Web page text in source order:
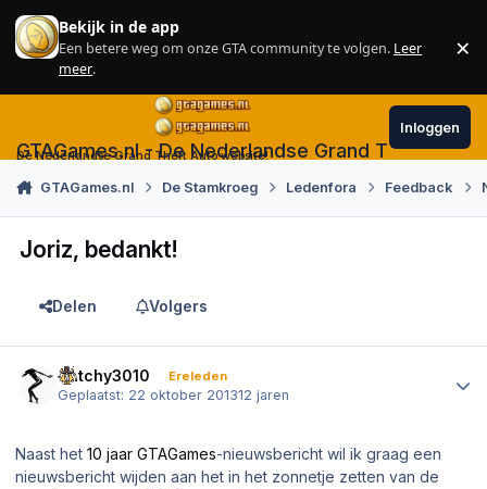
Skip to content
Bekijk in de app
Een betere weg om onze GTA community te volgen. Leer
meer.
×
GTAGames.nl - De Nederlandse Grand Theft Auto
De Nederlandse Grand Theft Auto website!
Inloggen
GTAGames.nl De Stamkroeg Ledenfora Feedback
Joriz, bedankt!
Delen Volgers
Dutchy3010 Ereleden
Geplaatst: 22 oktober 201312 jaren
Naast het 10 jaar GTAGames-nieuwsbericht wil ik graag een
nieuwsbericht wijden aan het in het zonnetje zetten van de